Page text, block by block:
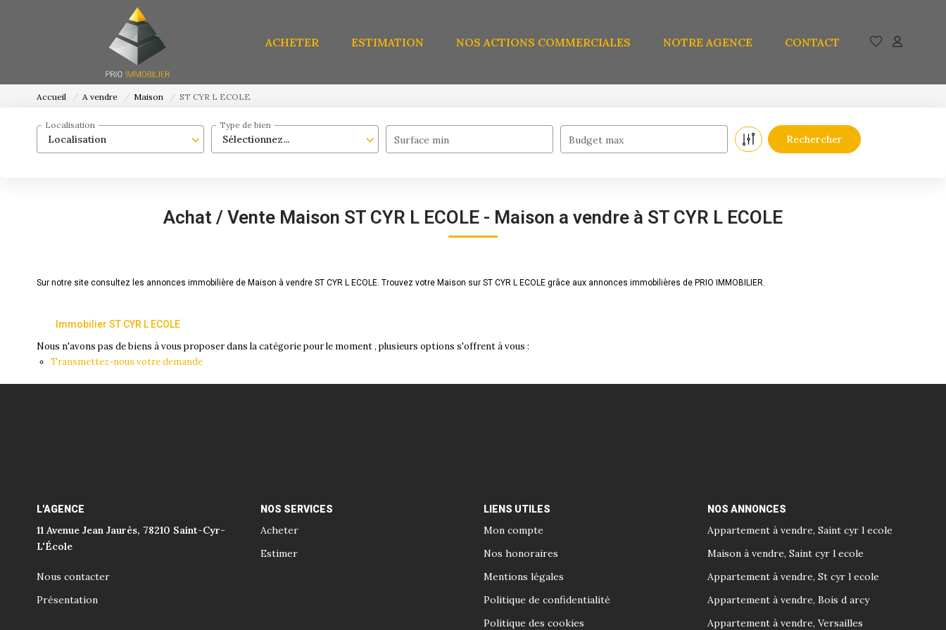
ACHETER ESTIMATION NOS ACTIONS COMMERCIALES NOTRE AGENCE CONTACT
Accueil A vendre Maison ST CYR L ECOLE
Localisation
Localisation
Sélectionnez...
Type de bien
Surface min Budget max
Achat / Vente Maison ST CYR L ECOLE - Maison a vendre à ST CYR L ECOLE
Sur notre site consultez les annonces immobilière de Maison à vendre ST CYR L ECOLE. Trouvez votre Maison sur ST CYR L ECOLE grâce aux annonces immobilières de PRIO IMMOBILIER.
Immobilier ST CYR L ECOLE
Nous n'avons pas de biens à vous proposer dans la catégorie pour le moment , plusieurs options s'offrent à vous :
Transmettez-nous votre demande
L'AGENCE
11 Avenue Jean Jaurès, 78210 Saint-Cyr-
L'École
Nous contacter
Présentation
NOS SERVICES
Acheter
Estimer
LIENS UTILES
Mon compte
Nos honoraires
Mentions légales
Politique de confidentialité
Politique des cookies
NOS ANNONCES
Appartement à vendre, Saint cyr l ecole
Maison à vendre, Saint cyr l ecole
Appartement à vendre, St cyr l ecole
Appartement à vendre, Bois d arcy
Appartement à vendre, Versailles